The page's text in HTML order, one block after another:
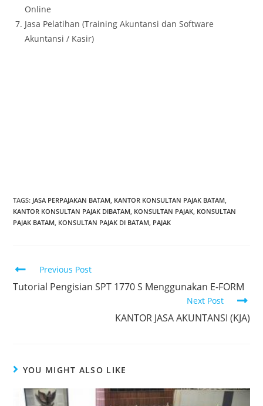
Online
Jasa Pelatihan (Training Akuntansi dan Software
Akuntansi / Kasir)
TAGS: JASA PERPAJAKAN BATAM KANTOR KONSULTAN PAJAK BATAM
KANTOR KONSULTAN PAJAK DIBATAM KONSULTAN PAJAK KONSULTAN
PAJAK BATAM KONSULTAN PAJAK DI BATAM PAJAK
Previous Post
Tutorial Pengisian SPT 1770 S Menggunakan E-FORM
Next Post
KANTOR JASA AKUNTANSI (KJA)
YOU MIGHT ALSO LIKE